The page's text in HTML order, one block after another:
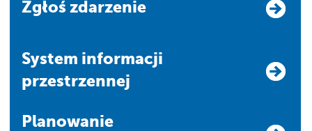
Zgłoś zdarzenie
system informacji
przestrzennej
Planowanie